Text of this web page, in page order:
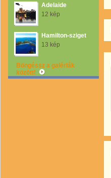
Adelaide
12 kép
Hamilton-sziget
13 kép
Böngéssz a galériák
között!